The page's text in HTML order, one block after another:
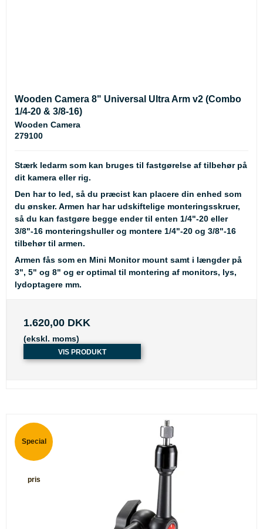
Wooden Camera 8" Universal Ultra Arm v2 (Combo
1/4-20 & 3/8-16)
Wooden Camera
279100
Stærk ledarm som kan bruges til fastgørelse af tilbehør på
dit kamera eller rig.
Den har to led, så du præcist kan placere din enhed som
du ønsker. Armen har har udskiftelige monteringsskruer,
så du kan fastgøre begge ender til enten 1/4"-20 eller
3/8"-16 monteringshuller og montere 1/4"-20 og 3/8"-16
tilbehør til armen.
Armen fås som en Mini Monitor mount samt i længder på
3", 5" og 8" og er optimal til montering af monitors, lys,
lydoptagere mm.
1.620,00 DKK
(ekskl. moms)
VIS PRODUKT
Special
pris